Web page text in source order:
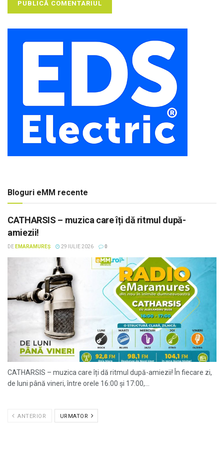
Bloguri eMM recente
CATHARSIS – muzica care îți dă ritmul după-
amiezii!
DE EMARAMUREȘ 29 IULIE 2026 0
CATHARSIS – muzica care îți dă ritmul după-amiezii! În fiecare zi,
de luni până vineri, între orele 16:00 și 17:00,...
ANTERIOR URMATOR